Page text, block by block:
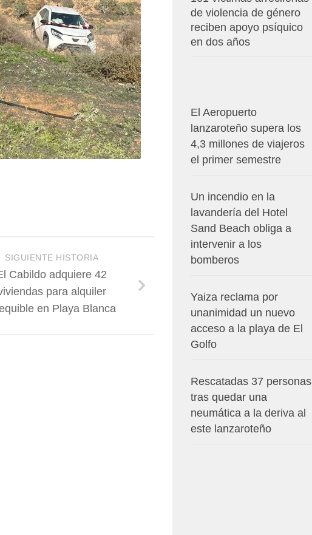
SIGUIENTE HISTORIA
Cabildo adquiere 42
para alquiler
en Playa Blanca
de violencia de género
reciben apoyo psíquico
en dos años
El Aeropuerto
lanzaroteño supera los
4,3 millones de viajeros
el primer semestre
Un incendio en la
lavandería del Hotel
Sand Beach obliga a
intervenir a los
bomberos
Yaiza reclama por
unanimidad un nuevo
acceso a la playa de El
Golfo
Rescatadas 37 personas
tras quedar una
neumática a la deriva al
este lanzaroteño